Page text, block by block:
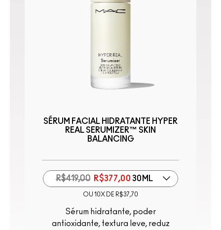
SÉRUM FACIAL HIDRATANTE HYPER
REAL SERUMIZER™ SKIN
BALANCING
R$419,00 R$377,00 30ML
OU 10X DE R$37,70
Sérum hidratante, poder
antioxidante, textura leve, reduz